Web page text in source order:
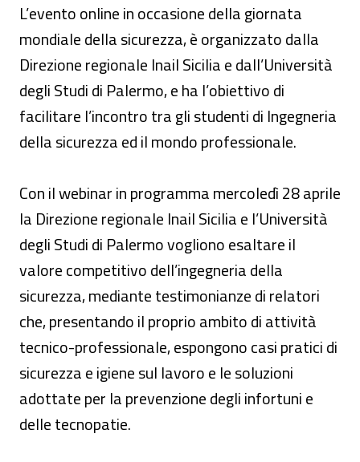
L’evento online in occasione della giornata
mondiale della sicurezza, è organizzato dalla
Direzione regionale Inail Sicilia e dall’Università
degli Studi di Palermo, e ha l’obiettivo di
facilitare l’incontro tra gli studenti di Ingegneria
della sicurezza ed il mondo professionale.
Con il webinar in programma mercoledì 28 aprile
la Direzione regionale Inail Sicilia e l’Università
degli Studi di Palermo vogliono esaltare il
valore competitivo dell’ingegneria della
sicurezza, mediante testimonianze di relatori
che, presentando il proprio ambito di attività
tecnico-professionale, espongono casi pratici di
sicurezza e igiene sul lavoro e le soluzioni
adottate per la prevenzione degli infortuni e
delle tecnopatie.